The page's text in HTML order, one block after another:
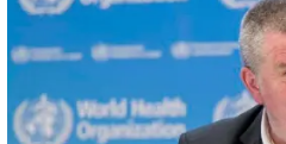
Uredništvo
Oglasi
Založnik